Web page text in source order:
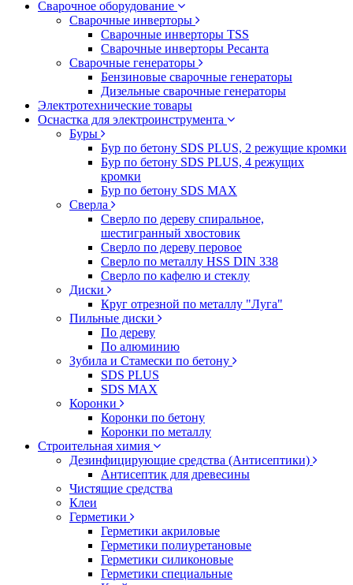
Сварочное оборудование
Сварочные инверторы
Сварочные инверторы TSS
Сварочные инверторы Ресанта
Сварочные генераторы
Бензиновые сварочные генераторы
Дизельные сварочные генераторы
Электротехнические товары
Оснастка для электроинструмента
Буры
Бур по бетону SDS PLUS, 2 режущие кромки
Бур по бетону SDS PLUS, 4 режущих
кромки
Бур по бетону SDS MAX
Сверла
Сверло по дереву спиральное,
шестигранный хвостовик
Сверло по дереву перовое
Сверло по металлу HSS DIN 338
Сверло по кафелю и стеклу
Диски
Круг отрезной по металлу "Луга"
Пильные диски
По дереву
По алюминию
Зубила и Стамески по бетону
SDS PLUS
SDS MAX
Коронки
Коронки по бетону
Коронки по металлу
Строительная химия
Дезинфицирующие средства (Антисептики)
Антисептик для древесины
Чистящие средства
Клеи
Герметики
Герметики акриловые
Герметики полиуретановые
Герметики силиконовые
Герметики специальные